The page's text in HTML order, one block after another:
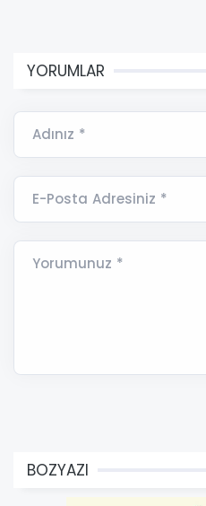
YORUMLAR
Adınız *
E-Posta Adresiniz *
Yorumunuz *
BOZYAZI